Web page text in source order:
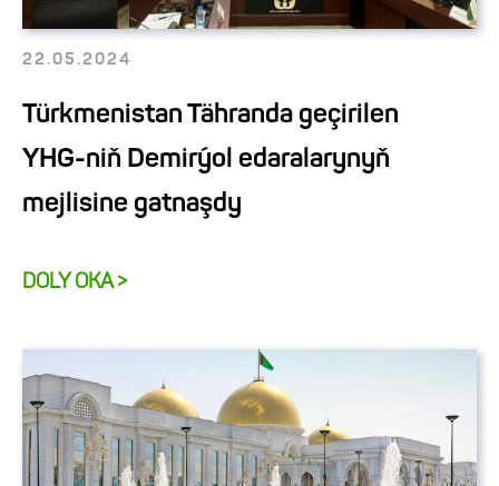
22.05.2024
Türkmenistan Tähranda geçirilen
YHG-niň Demirýol edaralarynyň
mejlisine gatnaşdy
DOLY OKA >